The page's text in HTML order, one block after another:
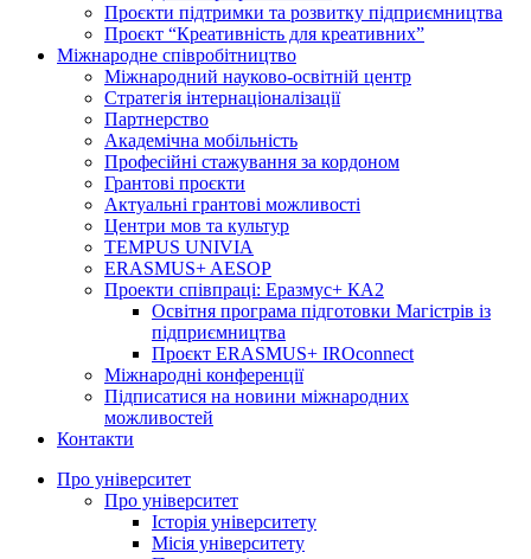
Проєкти підтримки та розвитку підприємництва
Проєкт “Креативність для креативних”
Міжнародне співробітництво
Міжнародний науково-освітній центр
Стратегія інтернаціоналізації
Партнерство
Академічна мобільність
Професійні стажування за кордоном
Грантові проєкти
Актуальні грантові можливості
Центри мов та культур
TEMPUS UNIVIA
ERASMUS+ AESOP
Проекти співпраці: Еразмус+ КА2
Освітня програма підготовки Магістрів із
підприємництва
Проєкт ERASMUS+ IROconnect
Міжнародні конференції
Підписатися на новини міжнародних
можливостей
Контакти
Про університет
Про університет
Історія університету
Місія університету